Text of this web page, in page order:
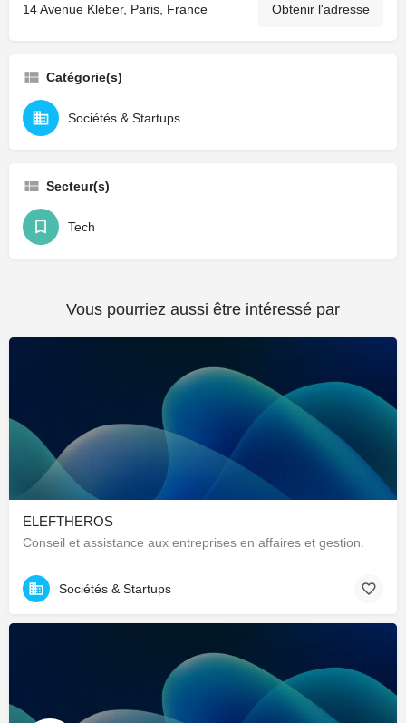
14 Avenue Kléber, Paris, France Obtenir l'adresse
Catégorie(s)
Sociétés & Startups
Secteur(s)
Tech
Vous pourriez aussi être intéressé par
ELEFTHEROS
Conseil et assistance aux entreprises en affaires et gestion.
Sociétés & Startups